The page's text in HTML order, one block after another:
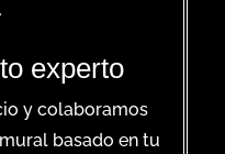
experto
y colaboramos
basado en tu